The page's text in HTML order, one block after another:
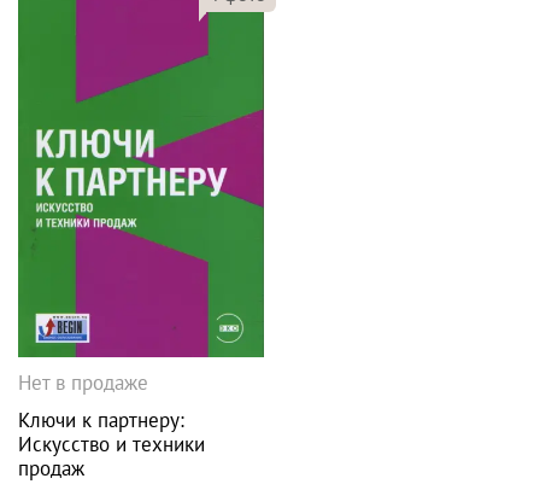
Нет в продаже
Ключи к партнеру:
Искусство и техники
продаж